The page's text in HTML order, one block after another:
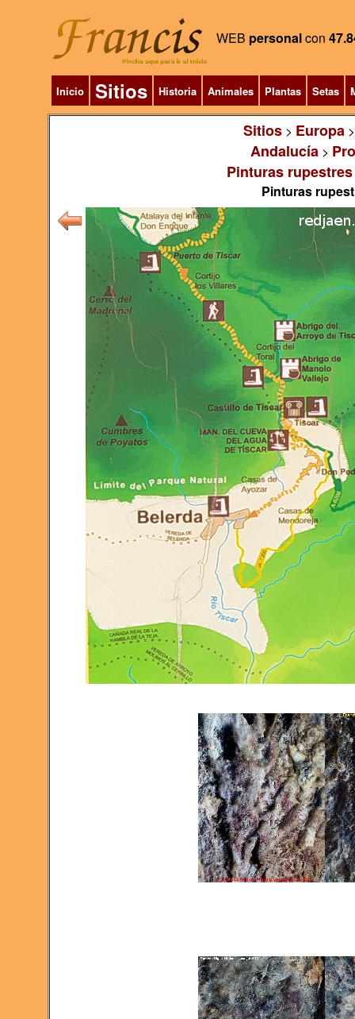
WEB personalcon
Inicio Sitios Historia Animales Plantas Setas
Sitios> Europa
Andalucía>
Pinturas
Pinturas